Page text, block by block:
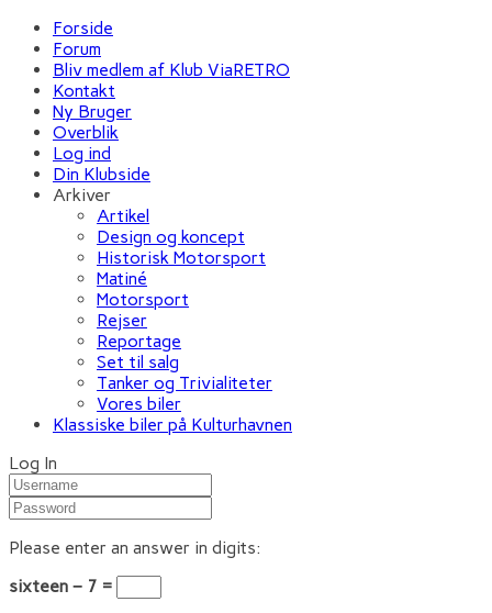
Forside
Forum
Bliv medlem af Klub ViaRETRO
Kontakt
Ny Bruger
Overblik
Log ind
Din Klubside
Arkiver
Artikel
Design og koncept
Historisk Motorsport
Matiné
Motorsport
Rejser
Reportage
Set til salg
Tanker og Trivialiteter
Vores biler
Klassiske biler på Kulturhavnen
Log In
Please enter an answer in digits:
sixteen − 7 =